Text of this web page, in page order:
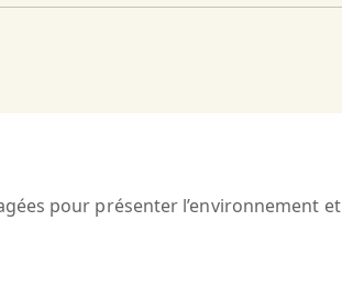
pour présenter l’environnement et